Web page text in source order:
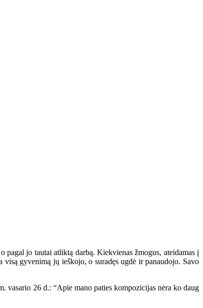
jo tautai atliktą darbą. Kiekvienas žmogus, ateidamas į
gyvenimą jų ieškojo, o suradęs ugdė ir panaudojo. Savo
26 d.: “Apie mano paties kompozicijas nėra ko daug